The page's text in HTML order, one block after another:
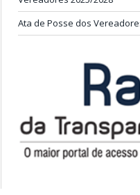
Ata de Posse dos